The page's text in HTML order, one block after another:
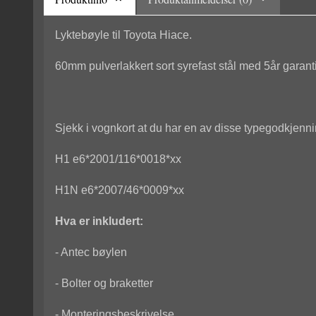
Lyktebøyle til Toyota Hiace.
60mm pulverlakkert sort syrefast stål med 5år
Sjekk i vognkort at du har en av disse
H1 e6*2001/116*0018*xx
H1N e6*2007/46*0009*xx
Hva er inkludert:
- Antec bøylen
- Bolter og braketter